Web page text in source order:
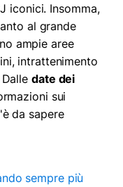
iconici. Insomma,
al grande
ampie aree
intrattenimento
date dei
sui
da sapere
sempre più